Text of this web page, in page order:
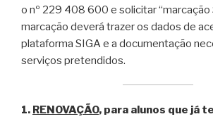
o nº 229 408 600 e solicitar “marcação
marcação deverá trazer os dados de
plataforma SIGA e a documentação
serviços pretendidos.
1. RENOVAÇÃO, para alunos que já